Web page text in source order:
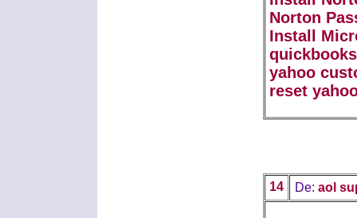
Norton
Install
yahoo
reset
14 De: aol